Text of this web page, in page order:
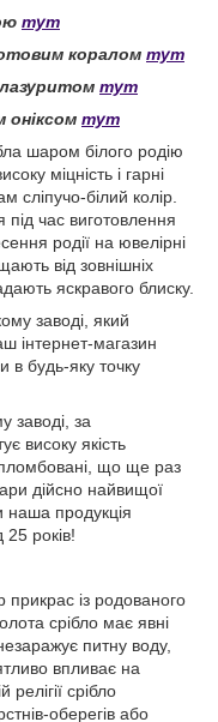
тут
коралом тут
лазуритом тут
оніксом тут
шаром білого родію
міцність і гарні
сліпучо-білий колір.
під час виготовлення
родії на ювелірні
від зовнішніх
яскравого блиску.
заводі, який
інтернет-магазин
в будь-яку точку
заводі, за
високу якість
що ще раз
дійсно найвищої
наша продукція
років!
із родованого
срібло має явні
питну воду,
впливає на
срібло
оберегів або